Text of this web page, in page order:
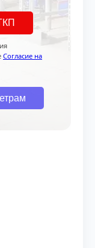
Согласие на